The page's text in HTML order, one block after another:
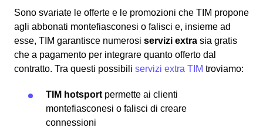
Sono svariate le offerte e le promozioni che TIM propone
agli abbonati montefiasconesi o falisci e, insieme ad
esse, TIM garantisce numerosi servizi extra sia gratis
che a pagamento per integrare quanto offerto dal
contratto. Tra questi possibili servizi extra TIM troviamo:
TIM hotsport permette ai clienti
montefiasconesi o falisci di creare
connessioni